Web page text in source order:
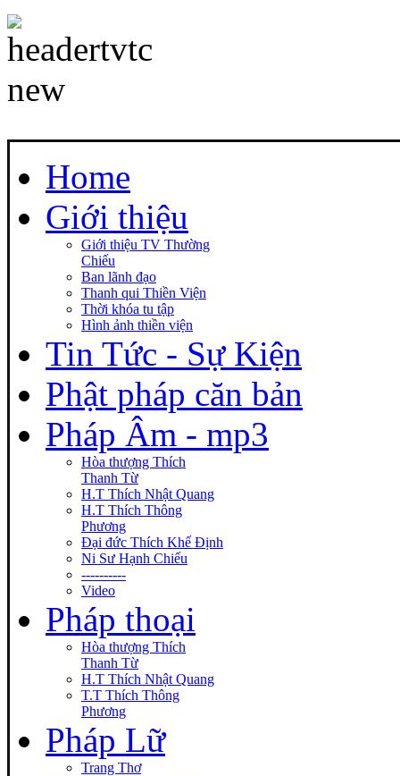
Home
Giới thiệu
Giới thiệu TV Thường
Chiếu
Ban lãnh đạo
Thanh qui Thiền Viện
Thời khóa tu tập
Hình ảnh thiền viện
Tin Tức - Sự Kiện
Phật pháp căn bản
Pháp Âm - mp3
Hòa thượng Thích
Thanh Từ
H.T Thích Nhật Quang
H.T Thích Thông
Phương
Đại đức Thích Khế Định
Ni Sư Hạnh Chiếu
----------
Video
Pháp thoại
Hòa thượng Thích
Thanh Từ
H.T Thích Nhật Quang
T.T Thích Thông
Phương
Pháp Lữ
Trang Thơ